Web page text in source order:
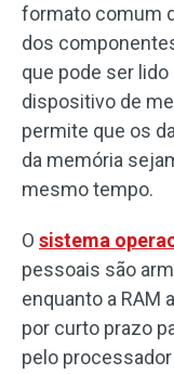
formato comum
dos
que pode ser
dispositivo de
permite que os
da memória
mesmo tempo.
O sistema
pessoais são
enquanto a RAM
por curto prazo
pelo